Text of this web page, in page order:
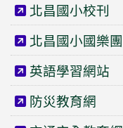
北昌國小校刊
北昌國小國樂團
英語學習網站
防災教育網